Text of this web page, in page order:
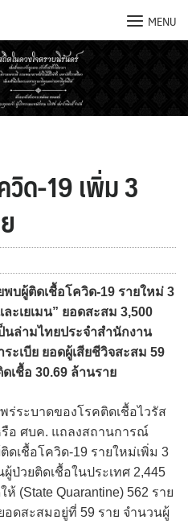
MENU
ด-19 เพิ่ม 3
พบผู้ติดเชื้อโควิด-19 รายใหม่ 3
ะเยเมน” ยอดสะสม 3,500
นล่ามไทยประจำสำนักงาน
ะเบีย ยอดผู้เสียชีวิจสะสม 59
เชื้อ 30.69 ล้านราย
ระบาดของโรคติดเชื้อไวรัส
รือ ศบค. แถลงสถานการณ์
ดเชื้อโควิด-19 รายใหม่เพิ่ม 3
ป่วยติดเชื้อในประเทศ 2,445
(State Quarantine) 562 ราย
อดสะสมอยู่ที่ 59 ราย จำนวนผู้